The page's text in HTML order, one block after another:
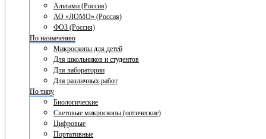
Альтами (Россия)
АО «ЛОМО» (Россия)
ФОЗ (Россия)
По назначению
Микроскопы для детей
Для школьников и студентов
Для лаборатории
Для различных работ
По типу
Биологические
Световые микроскопы (оптические)
Цифровые
Портативные